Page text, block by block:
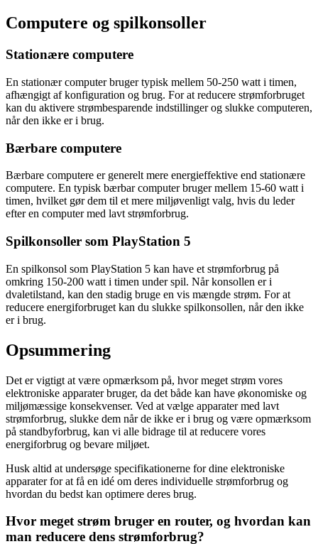
Computere og spilkonsoller
Stationære computere
En stationær computer bruger typisk mellem 50-250 watt i timen,
afhængigt af konfiguration og brug. For at reducere strømforbruget
kan du aktivere strømbesparende indstillinger og slukke computeren,
når den ikke er i brug.
Bærbare computere
Bærbare computere er generelt mere energieffektive end stationære
computere. En typisk bærbar computer bruger mellem 15-60 watt i
timen, hvilket gør dem til et mere miljøvenligt valg, hvis du leder
efter en computer med lavt strømforbrug.
Spilkonsoller som PlayStation 5
En spilkonsol som PlayStation 5 kan have et strømforbrug på
omkring 150-200 watt i timen under spil. Når konsollen er i
dvaletilstand, kan den stadig bruge en vis mængde strøm. For at
reducere energiforbruget kan du slukke spilkonsollen, når den ikke
er i brug.
Opsummering
Det er vigtigt at være opmærksom på, hvor meget strøm vores
elektroniske apparater bruger, da det både kan have økonomiske og
miljømæssige konsekvenser. Ved at vælge apparater med lavt
strømforbrug, slukke dem når de ikke er i brug og være opmærksom
på standbyforbrug, kan vi alle bidrage til at reducere vores
energiforbrug og bevare miljøet.
Husk altid at undersøge specifikationerne for dine elektroniske
apparater for at få en idé om deres individuelle strømforbrug og
hvordan du bedst kan optimere deres brug.
Hvor meget strøm bruger en router, og hvordan kan
man reducere dens strømforbrug?